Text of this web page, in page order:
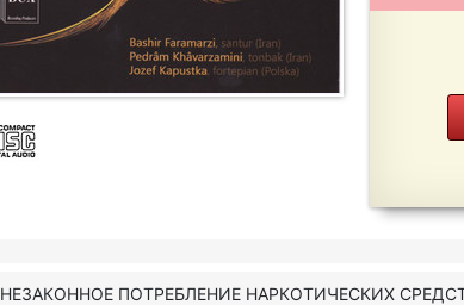
НЕЗАКОННОЕ ПОТРЕБЛЕНИЕ НАРКОТИЧЕСКИХ